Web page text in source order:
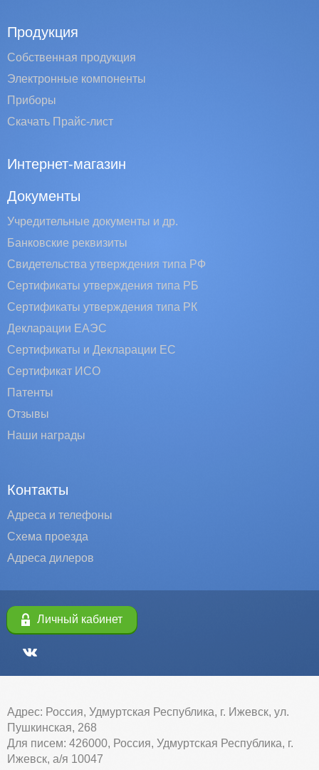
Продукция
Собственная продукция
Электронные компоненты
Приборы
Скачать Прайс-лист
Интернет-магазин
Документы
Учредительные документы и др.
Банковские реквизиты
Свидетельства утверждения типа РФ
Сертификаты утверждения типа РБ
Сертификаты утверждения типа РК
Декларации ЕАЭС
Сертификаты и Декларации EC
Сертификат ИСО
Патенты
Отзывы
Наши награды
Контакты
Адреса и телефоны
Схема проезда
Адреса дилеров
Личный кабинет
Адрес: Россия, Удмуртская Республика, г. Ижевск, ул.
Пушкинская, 268
Для писем: 426000, Россия, Удмуртская Республика, г.
Ижевск, а/я 10047